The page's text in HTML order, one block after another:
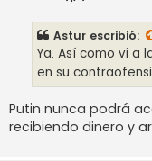
Astur escribió:
Ya. Así como vi a
en su
Putin nunca podrá
recibiendo dinero y